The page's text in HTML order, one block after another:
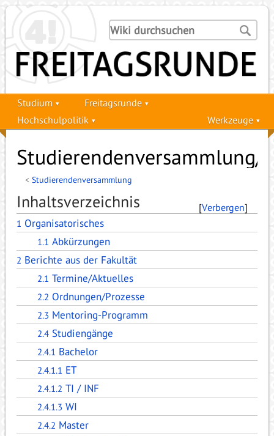
Studium
Freitagsrunde
Hochschulpolitik
Werkzeuge
Studierendenversammlung/
< Studierendenversammlung
Inhaltsverzeichnis [Verbergen]
1 Organisatorisches
1.1 Abkürzungen
2 Berichte aus der Fakultät
2.1 Termine/Aktuelles
2.2 Ordnungen/Prozesse
2.3 Mentoring-Programm
2.4 Studiengänge
2.4.1 Bachelor
2.4.1.1 ET
2.4.1.2 TI / INF
2.4.1.3 WI
2.4.2 Master